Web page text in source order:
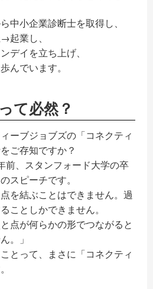
中小企業診断士を取得し、
起業し、
デイを立ち上げ、
んでいます。
て必然？
ーブジョブズの「コネクティ
ご存知ですか？
前、スタンフォード大学の卒
スピーチです。
を結ぶことはできません。過
ことしかできません。
点が何らかの形でつながると
。」
とって、まさに「コネクティ
い合わせ